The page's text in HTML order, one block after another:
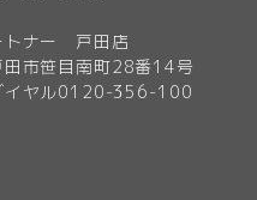
トナー 戸田店
市笹目南町28番14号
ヤル0120-356-100